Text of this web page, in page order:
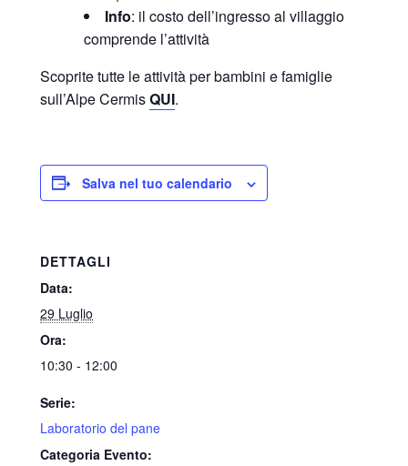
Info: il costo dell’ingresso al villaggio
comprende l’attività
Scoprite tutte le attività per bambini e famiglie
sull’Alpe CermisQUI.
Salva nel tuo calendario
DETTAGLI
Data:
29 Luglio
Ora:
10:30 - 12:00
Serie:
Laboratorio del pane
Categoria Evento: